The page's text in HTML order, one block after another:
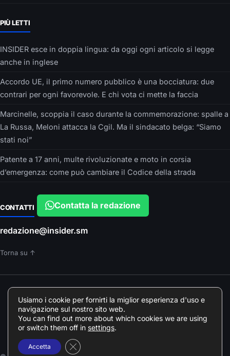
PIÙ LETTI
INSIDER esce in doppia lingua: da oggi ogni articolo si legge
anche in inglese
Accordo UE, il primo numero pubblico è una bocciatura: due
contrari per ogni favorevole. E chi vota ci mette la faccia
Marcinelle, scoppia il caso durante la commemorazione: spalle a
La Russa, Meloni attacca la Cgil. Ma il sindacato belga: “Siamo
stati noi”
Patente a 17 anni, multe rivoluzionate e moto in corsia
d’emergenza: come può cambiare il Codice della strada
CONTATTI Contatta la redazione
redazione@insider.sm
Torna su ↑
Insider srls – VIA ARGONNE, 10 – PARMA
Direttore responsabile: Francesca Devincenzi
Giornalista professionista Odg Emilia Romagna elenco professionisti
Usiamo i cookie per fornirti la miglior esperienza d'uso e
navigazione sul nostro sito web.
You can find out more about which cookies we are using
or switch them off in settings.
Accetta Close GDPR Cookie Banner